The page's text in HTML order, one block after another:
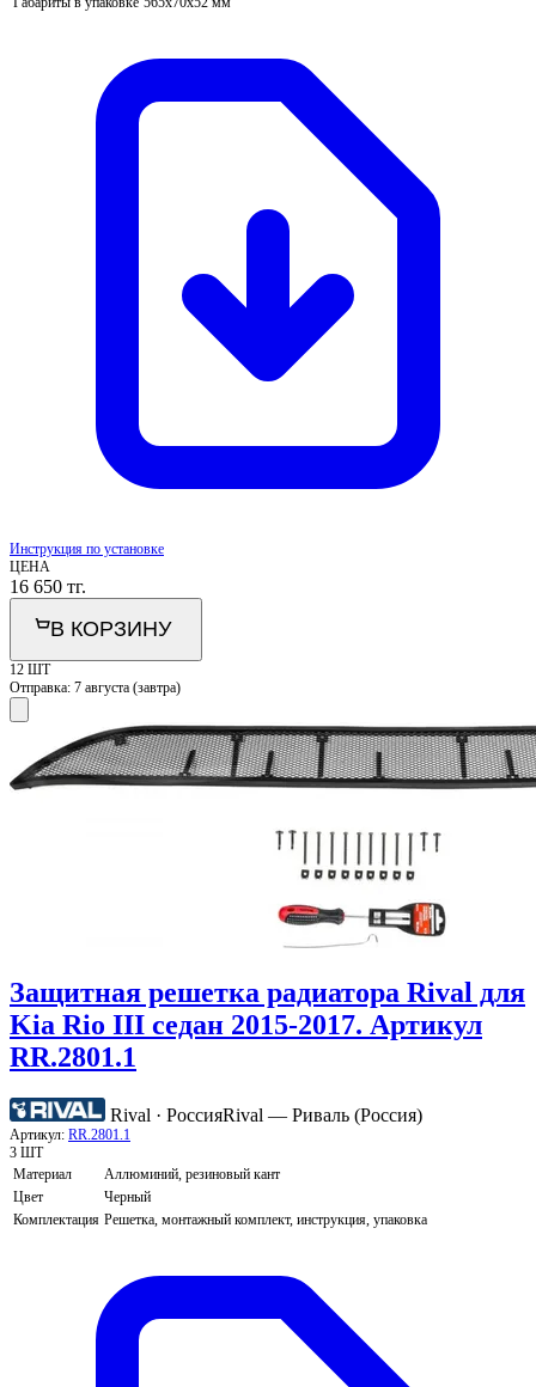
Инструкция по установке
ЦЕНА
16 650 тг.
В КОРЗИНУ
12 ШТ
Отправка: 7 августа (завтра)
Защитная решетка радиатора Rival для
Kia Rio III седан 2015-2017. Артикул
RR.2801.1
Rival · РоссияRival — Риваль (Россия)
Артикул: RR.2801.1
3 ШТ
Материал
Аллюминий, резиновый кант
Цвет
Черный
Комплектация Решетка, монтажный комплект, инструкция, упаковка